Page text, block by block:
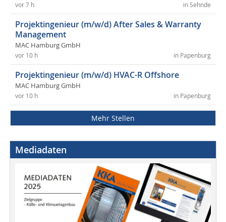
in Sehnde
vor 7 h
Projektingenieur (m/w/d) After Sales & Warranty
Management
MAC Hamburg GmbH
in Papenburg
vor 10 h
Projektingenieur (m/w/d) HVAC-R Offshore
MAC Hamburg GmbH
in Papenburg
vor 10 h
Mehr Stellen
Mediadaten